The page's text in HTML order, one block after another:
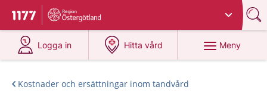
Till startsidan för 1177
Du har valt region
Logga in
på 1177.se
Hitta vård
på 1177.se
Meny
Kostnader och ersättningar inom tandvård